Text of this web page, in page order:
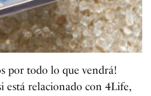
por todo lo que vendrá!
está relacionado con 4Life,